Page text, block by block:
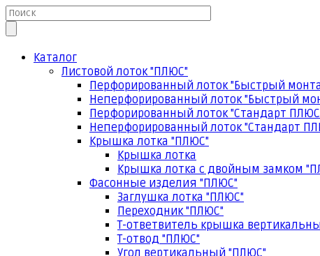
Каталог
Листовой лоток "ПЛЮС"
Перфорированный лоток "Быстрый
Неперфорированный лоток "Быстрый
Перфорированный лоток "Стандарт
Неперфорированный лоток "Стандарт
Крышка лотка "ПЛЮС"
Крышка лотка
Крышка лотка с двойным замком
Фасонные изделия "ПЛЮС"
Заглушка лотка "ПЛЮС"
Переходник "ПЛЮС"
Т-ответвитель крышка
Т-отвод "ПЛЮС"
Угол вертикальный "ПЛЮС"